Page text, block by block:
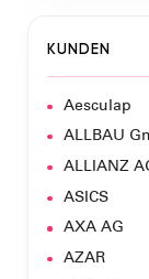
KUNDEN
Aesculap
ALLBAU
ALLIANZ
ASICS
AXA AG
AZAR